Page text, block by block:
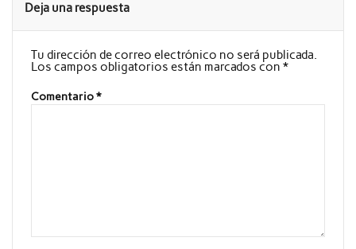
Deja una respuesta
Tu dirección de correo electrónico no será publicada.
Los campos obligatorios están marcados con *
Comentario*